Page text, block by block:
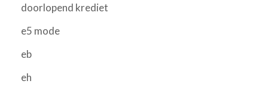
doorlopend krediet
e5 mode
eb
eh